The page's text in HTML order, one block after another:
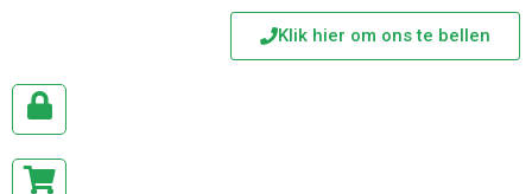
Klik hier om ons te bellen